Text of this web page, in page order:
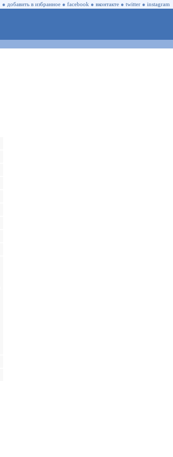
● добавить в избранное ● facebook ● вконтакте ● twitter ● instagram